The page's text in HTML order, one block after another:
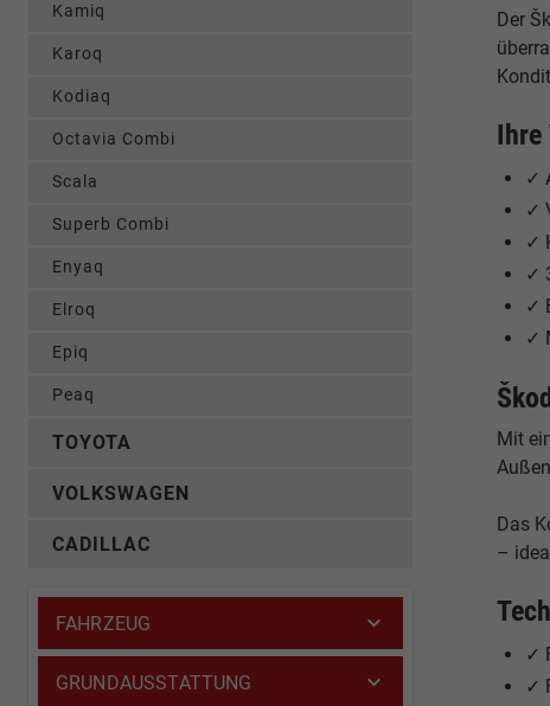
Der
Ihre
✓
✓
✓
✓
✓
✓
Mit
Das
–
✓
✓
Kamiq
Karoq
Kodiaq
Octavia Combi
Scala
Superb Combi
Enyaq
Elroq
Epiq
Peaq
TOYOTA
VOLKSWAGEN
CADILLAC
FAHRZEUG
GRUNDAUSSTATTUNG